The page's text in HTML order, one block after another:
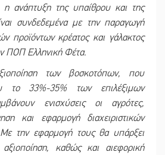
η ανάπτυξη της υπαίθρου και της
συνδεδεμένα με την παραγωγή
προϊόντων κρέατος και γάλακτος
ΠΟΠ Ελληνική Φέτα.
των βοσκοτόπων, που
το 33%-35% των επιλέξιμων
ενισχύσεις οι αγρότες,
και εφαρμογή διαχειριστικών
την εφαρμογή τους θα υπάρξει
καθώς και αιεφορική